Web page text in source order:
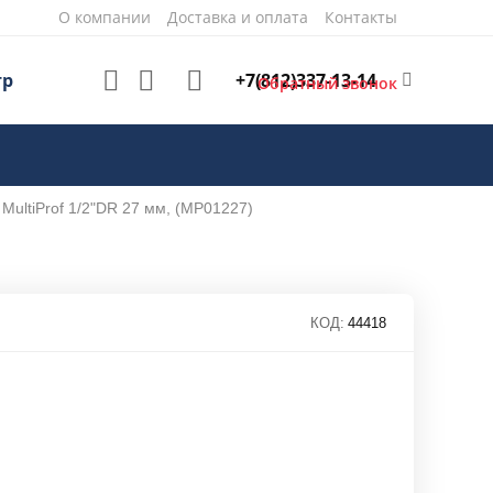
О компании Доставка и оплата Контакты
+7(812)337-13-14
Обратный звонок
MultiProf 1/2"DR 27 мм, (MP01227)
КОД: 44418